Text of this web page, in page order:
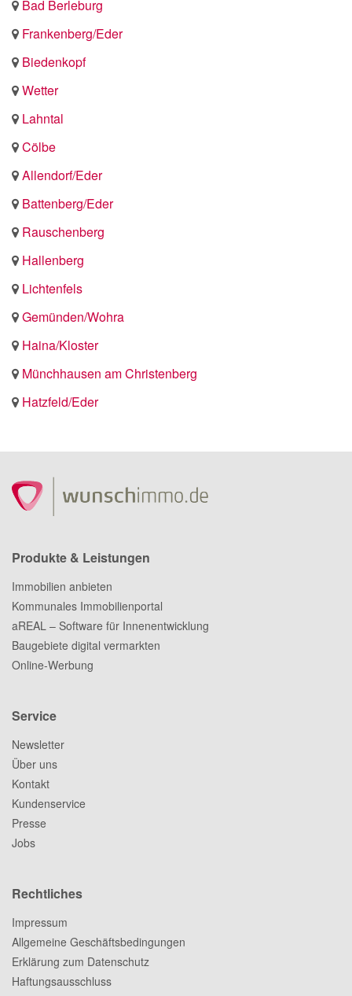
Bad Berleburg
Frankenberg/Eder
Biedenkopf
Wetter
Lahntal
Cölbe
Allendorf/Eder
Battenberg/Eder
Rauschenberg
Hallenberg
Lichtenfels
Gemünden/Wohra
Haina/Kloster
Münchhausen am Christenberg
Hatzfeld/Eder
Produkte & Leistungen
Immobilien anbieten
Kommunales Immobilienportal
aREAL – Software für Innenentwicklung
Baugebiete digital vermarkten
Online-Werbung
Service
Newsletter
Über uns
Kontakt
Kundenservice
Presse
Jobs
Rechtliches
Impressum
Allgemeine Geschäftsbedingungen
Erklärung zum Datenschutz
Haftungsausschluss